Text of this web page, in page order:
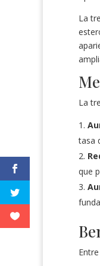
La
La
tasa
que